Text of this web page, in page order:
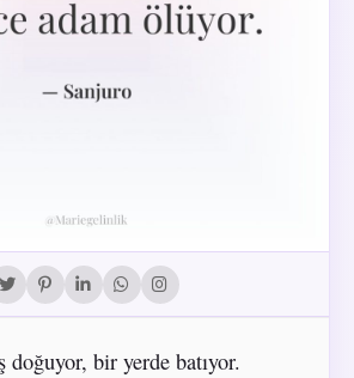
doğuyor, bir yerde batıyor.